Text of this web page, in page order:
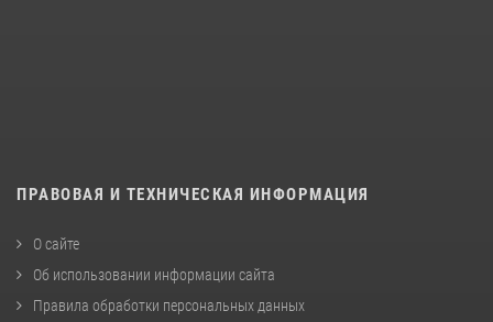
ПРАВОВАЯ И ТЕХНИЧЕСКАЯ ИНФОРМАЦИЯ
О сайте
Об использовании информации сайта
Правила обработки персональных данных